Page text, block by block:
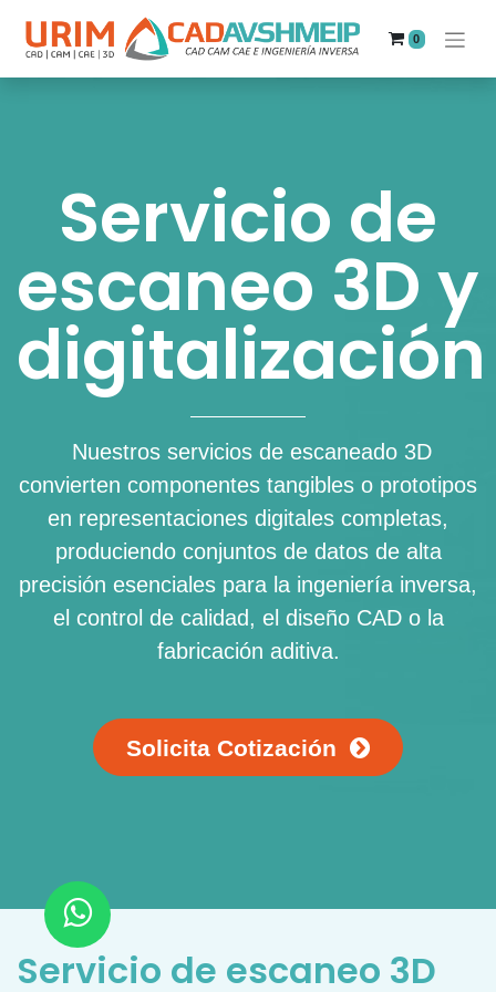
0
Servicio de
escaneo 3D y
digitalización
Nuestros servicios de escaneado 3D
convierten componentes tangibles o prototipos
en representaciones digitales completas,
produciendo conjuntos de datos de alta
precisión esenciales para la ingeniería inversa,
el control de calidad, el diseño CAD o la
fabricación aditiva.
Solicita Cotización
Servicio de escaneo 3D